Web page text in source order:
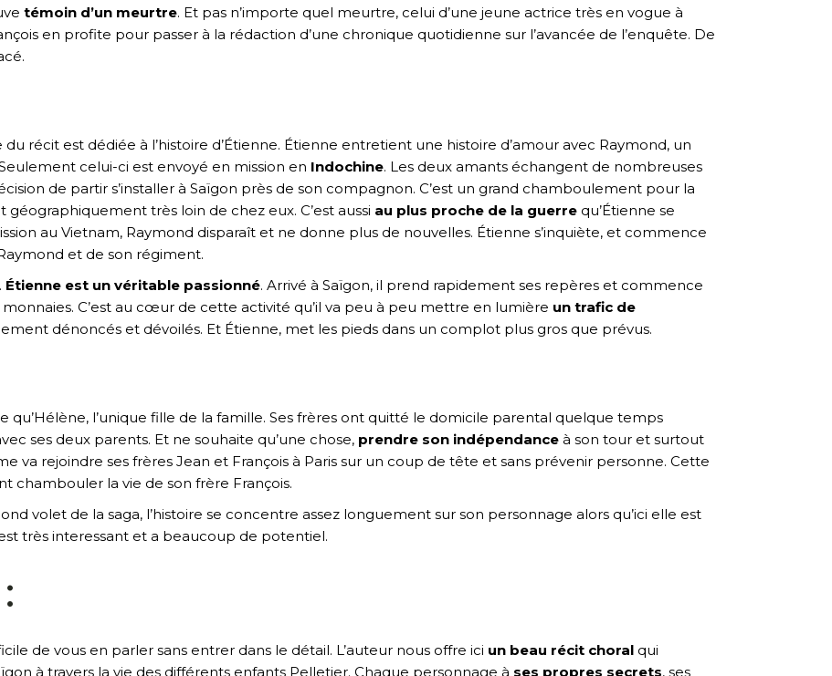
témoin d’un meurtre. Et pas n’importe quel meurtre, celui d’une jeune actrice très en vogue à
en profite pour passer à la rédaction d’une chronique quotidienne sur l’avancée de l’enquête. De
récit est dédiée à l’histoire d’Étienne. Étienne entretient une histoire d’amour avec Raymond, un
celui-ci est envoyé en mission en Indochine. Les deux amants échangent de nombreuses
de partir s’installer à Saïgon près de son compagnon. C’est un grand chamboulement pour la
très loin de chez eux. C’est aussi au plus proche de la guerre qu’Étienne se
au Vietnam, Raymond disparaît et ne donne plus de nouvelles. Étienne s’inquiète, et commence
et de son régiment.
Étienne est un véritable passionné. Arrivé à Saïgon, il prend rapidement ses repères et commence
C’est au cœur de cette activité qu’il va peu à peu mettre en lumière un trafic de
dénoncés et dévoilés. Et Étienne, met les pieds dans un complot plus gros que prévus.
qu’Hélène, l’unique fille de la famille. Ses frères ont quitté le domicile parental quelque temps
ses deux parents. Et ne souhaite qu’une chose, prendre son indépendance à son tour et surtout
va rejoindre ses frères Jean et François à Paris sur un coup de tête et sans prévenir personne. Cette
chambouler la vie de son frère François.
volet de la saga, l’histoire se concentre assez longuement sur son personnage alors qu’ici elle est
très interessant et a beaucoup de potentiel.
de vous en parler sans entrer dans le détail. L’auteur nous offre ici un beau récit choral qui
à travers la vie des différents enfants Pelletier. Chaque personnage à ses propres secrets, ses